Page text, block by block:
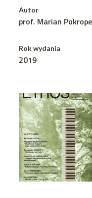
Autor
prof. Marian
Rok wydania
2019